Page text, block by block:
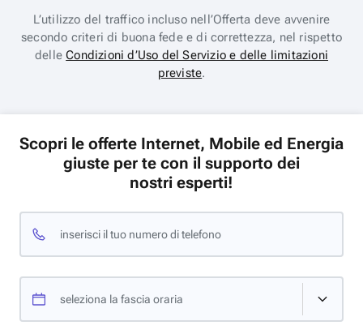
L’utilizzo del traffico incluso nell’Offerta deve avvenire
secondo criteri di buona fede e di correttezza, nel rispetto
delleCondizioni d’Uso del Servizio e delle limitazioni
previste.
Scopri le offerte Internet, Mobile ed Energia
giuste per te con il supporto dei
nostri esperti!
inserisci il tuo numero di telefono
seleziona la fascia oraria